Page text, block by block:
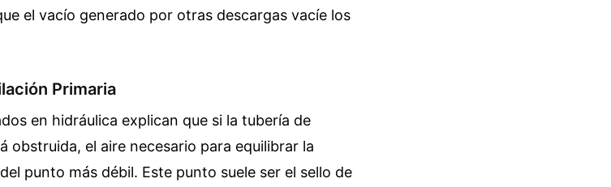
el vacío generado por otras descargas vacíe los
Primaria
en hidráulica explican que si la tubería de
obstruida, el aire necesario para equilibrar la
punto más débil. Este punto suele ser el sello de